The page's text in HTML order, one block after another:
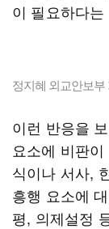
이 필요하다
정지혜 외교안보부
이런 반응을
요소에 비판
식이나 서사,
흥행 요소에
평, 의제설정